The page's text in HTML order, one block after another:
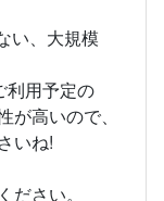
い、大規模
利用予定の
高いので、
いね!
さい。